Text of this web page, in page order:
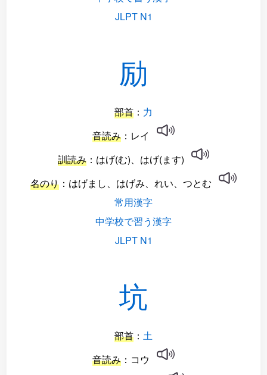
JLPT N1
励
部首 ： 力
音読み ：レイ
訓読み ：はげ(む)、はげ(ます)
名のり ：はげまし、はげみ、れい、つとむ
常用漢字
中学校で習う漢字
JLPT N1
坑
部首 ： 土
音読み ：コウ